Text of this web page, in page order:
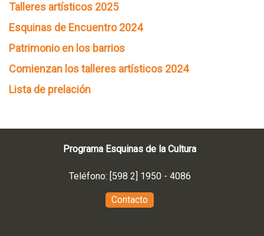
Talleres artísticos 2025
Esquinas de Encuentro 2024
Patrimonio en los barrios
Comienzan los talleres artísticos 2024
Lista de prelación
Programa Esquinas de la Cultura
Teléfono: [598 2] 1950 - 4086
Contacto